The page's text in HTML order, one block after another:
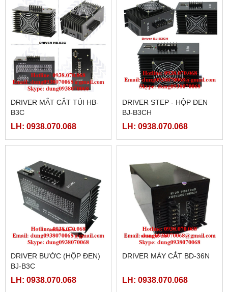
DRIVER MẮT CẮT TÚI HB-
B3C
LH: 0938.070.068
DRIVER STEP - HỘP ĐEN
BJ-B3CH
LH: 0938.070.068
DRIVER BƯỚC (HỘP ĐEN)
BJ-B3C
LH: 0938.070.068
DRIVER MÁY CẮT BD-36N
LH: 0938.070.068